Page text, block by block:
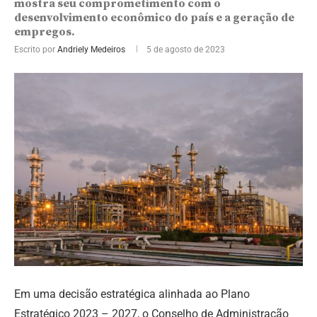
mostra seu comprometimento com o
desenvolvimento econômico do país e a geração de
empregos.
Escrito por Andriely Medeiros 5 de agosto de 2023
Em uma decisão estratégica alinhada ao Plano
Estratégico 2023 – 2027, o Conselho de Administração